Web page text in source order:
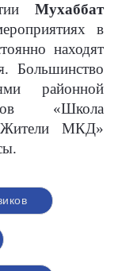
Мухаббат
в
находят
Большинство
районной
«Школа
МКД»